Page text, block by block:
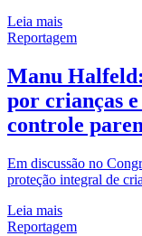
Leia mais
Reportagem
Manu
por crianças
controle
Em discussão no
proteção integral de
Leia mais
Reportagem